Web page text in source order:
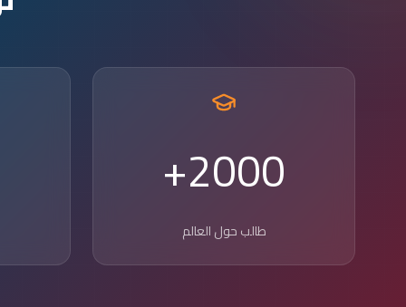
2000+
طالب حول العالم